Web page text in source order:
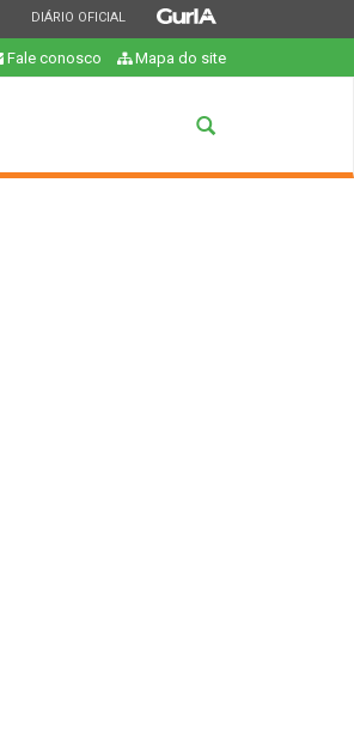
ESTADO
DIÁRIO OFICIAL ESTADO
Fale conosco Mapa do site
Abrir
busca